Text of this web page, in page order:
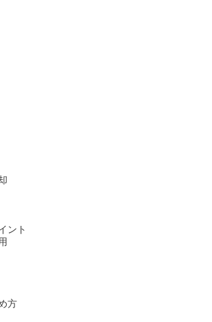
ント
方